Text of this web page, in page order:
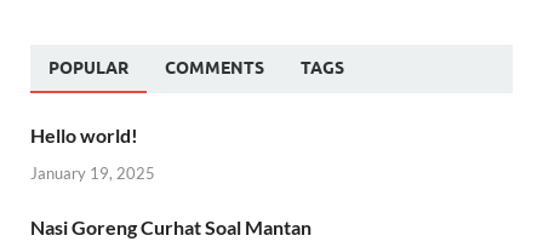
POPULAR COMMENTS TAGS
Hello world!
January 19, 2025
Nasi Goreng Curhat Soal Mantan